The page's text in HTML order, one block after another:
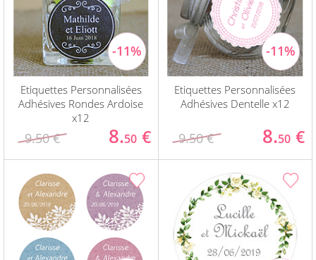
Etiquettes Personnalisées
Adhésives Rondes Ardoise
x12
9.50 € 8.50 €
Etiquettes Personnalisées
Adhésives Dentelle x12
9.50 € 8.50 €